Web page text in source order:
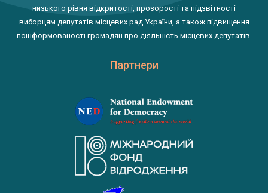
низького рівня відкритості, прозорості та підзвітності
виборцям депутатів місцевих рад України, а також підвищення
поінформованості громадян про діяльність місцевих депутатів.
Партнери